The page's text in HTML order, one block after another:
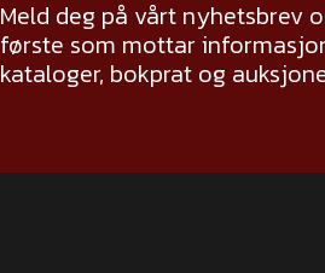
Meld deg på vårt nyhetsbrev
første som mottar
kataloger, bokprat og